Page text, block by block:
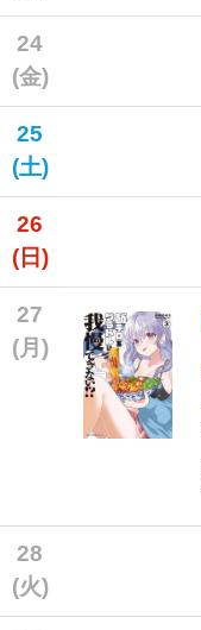
24
(金)
25
(土)
26
(日)
27
(月)
28
(火)